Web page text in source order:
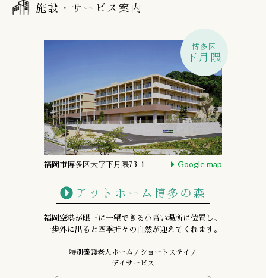
施設・サービス案内
福岡市博多区大字下月隈73-1 Google map
博多区
下月隈
アットホーム博多の森
福岡空港が眼下に一望できる小高い場所に位置し、
一歩外に出ると四季折々の自然が迎えてくれます。
特別養護老人ホーム／ショートステイ／
デイサービス